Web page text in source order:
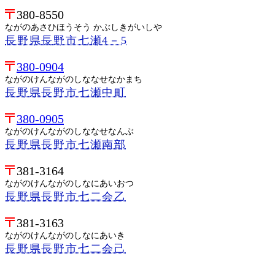
380-8550
ながのあさひほうそう かぶしきがいしや
長野県長野市七瀬4－5
380-0904
ながのけんながのしななせなかまち
長野県長野市七瀬中町
380-0905
ながのけんながのしななせなんぶ
長野県長野市七瀬南部
381-3164
ながのけんながのしなにあいおつ
長野県長野市七二会乙
381-3163
ながのけんながのしなにあいき
長野県長野市七二会己